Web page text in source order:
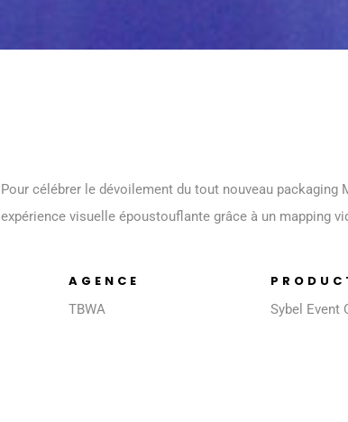
Pour célébrer le dévoilement du tout nouveau packaging
expérience visuelle époustouflante grâce à un mapping
AGENCE
TBWA Sybel Event